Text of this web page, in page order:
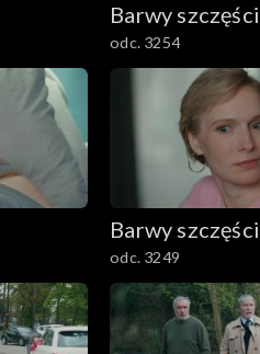
Barwy
odc. 3254
Barwy
odc. 3249